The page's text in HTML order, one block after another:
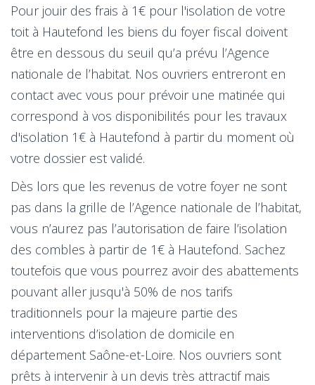
Pour jouir des frais à 1€ pour l'isolation de votre
toit à Hautefond les biens du foyer fiscal doivent
être en dessous du seuil qu’a prévu l’Agence
nationale de l’habitat. Nos ouvriers entreront en
contact avec vous pour prévoir une matinée qui
correspond à vos disponibilités pour les travaux
d'isolation 1€ à Hautefond à partir du moment où
votre dossier est validé.
Dès lors que les revenus de votre foyer ne sont
pas dans la grille de l’Agence nationale de l’habitat,
vous n’aurez pas l’autorisation de faire l’isolation
des combles à partir de 1€ à Hautefond. Sachez
toutefois que vous pourrez avoir des abattements
pouvant aller jusqu'à 50% de nos tarifs
traditionnels pour la majeure partie des
interventions d’isolation de domicile en
département Saône-et-Loire. Nos ouvriers sont
prêts à intervenir à un devis très attractif mais